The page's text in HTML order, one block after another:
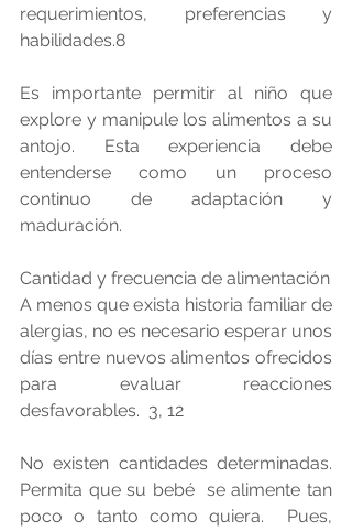
requerimientos, preferencias y
habilidades.8
Es importante permitir al niño que
explore y manipule los alimentos a su
antojo. Esta experiencia debe
entenderse como un proceso
continuo de adaptación y
maduración.
Cantidad y frecuencia de alimentación
A menos que exista historia familiar de
alergias, no es necesario esperar unos
días entre nuevos alimentos ofrecidos
para evaluar reacciones
desfavorables.  3, 12
No existen cantidades determinadas.
Permita que su bebé  se alimente tan
poco o tanto como quiera.  Pues,